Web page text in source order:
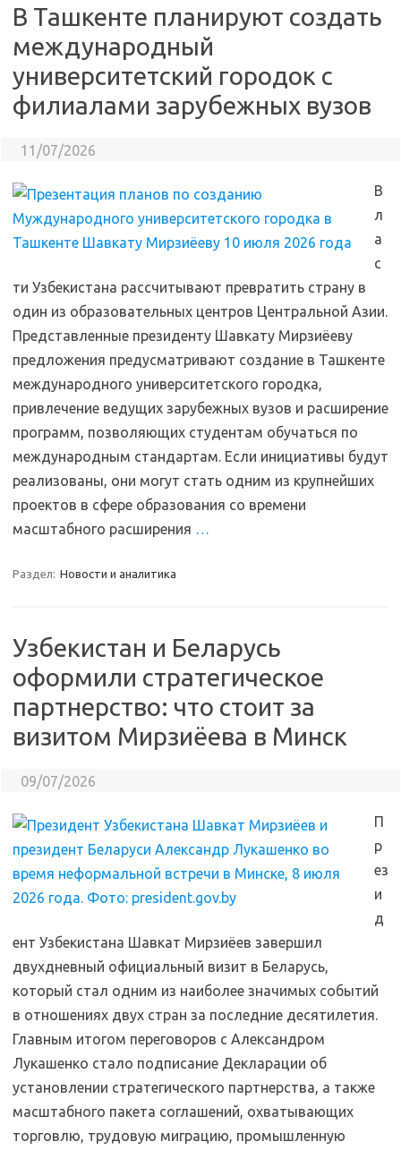
В Ташкенте планируют создать
международный
университетский городок с
филиалами зарубежных вузов
11/07/2026
В
л
а
с
ти Узбекистана рассчитывают превратить страну в
один из образовательных центров Центральной Азии.
Представленные президенту Шавкату Мирзиёеву
предложения предусматривают создание в Ташкенте
международного университетского городка,
привлечение ведущих зарубежных вузов и расширение
программ, позволяющих студентам обучаться по
международным стандартам. Если инициативы будут
реализованы, они могут стать одним из крупнейших
проектов в сфере образования со времени
масштабного расширения …
Раздел: Новости и аналитика
Узбекистан и Беларусь
оформили стратегическое
партнерство: что стоит за
визитом Мирзиёева в Минск
09/07/2026
П
р
ез
и
д
ент Узбекистана Шавкат Мирзиёев завершил
двухдневный официальный визит в Беларусь,
который стал одним из наиболее значимых событий
в отношениях двух стран за последние десятилетия.
Главным итогом переговоров с Александром
Лукашенко стало подписание Декларации об
установлении стратегического партнерства, а также
масштабного пакета соглашений, охватывающих
торговлю, трудовую миграцию, промышленную